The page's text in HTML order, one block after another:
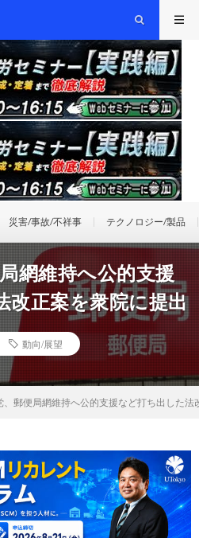
災害/事故/不祥事 テクノロジー/製品
網維持へ公的支援
改正案を衆院に提出
動向/展望
、郵便局網維持へ公的支援など打ち出した法